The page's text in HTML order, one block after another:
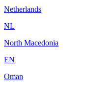
Netherlands
NL
North Macedonia
EN
Oman